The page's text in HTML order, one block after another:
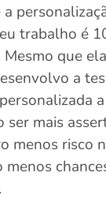
trabalho é
Mesmo que
a
ser mais
menos risco